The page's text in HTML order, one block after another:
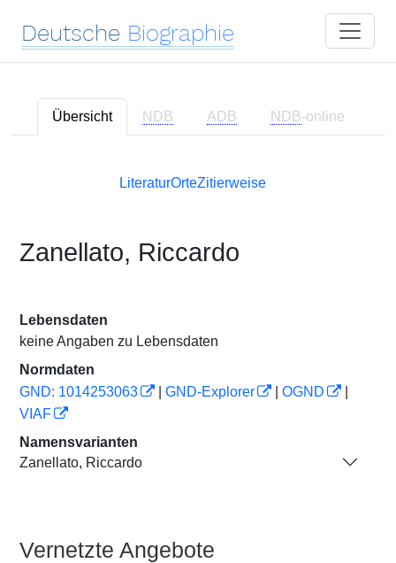
Deutsche Biographie
Übersicht NDB ADB NDB-online
LiteraturOrteZitierweise
Zanellato, Riccardo
Lebensdaten
keine Angaben zu Lebensdaten
Normdaten
GND: 1014253063
GND-Explorer OGND
VIAF
Namensvarianten
Zanellato, Riccardo
Vernetzte Angebote